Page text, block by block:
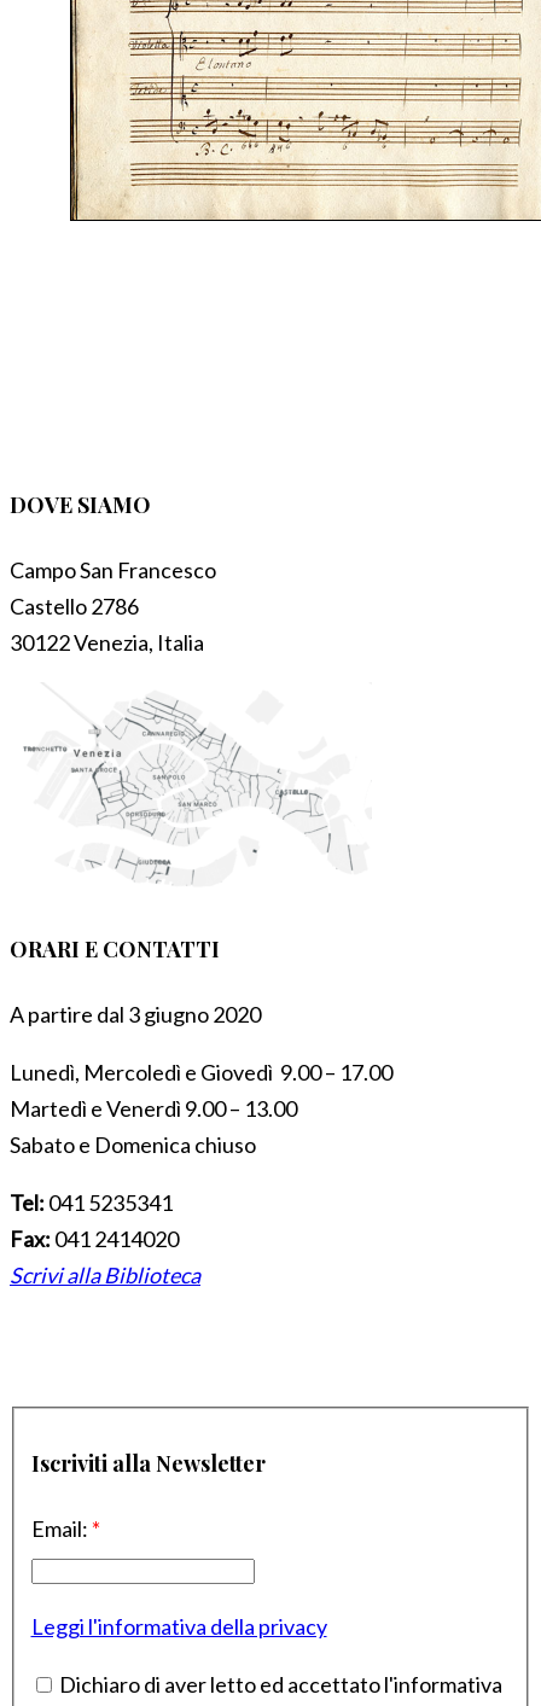
DOVE SIAMO
Campo San Francesco
Castello 2786
30122 Venezia, Italia
ORARI E CONTATTI
A partire dal 3 giugno 2020
Lunedì, Mercoledì e Giovedì 9.00 – 17.00
Martedì e Venerdì 9.00 – 13.00
Sabato e Domenica chiuso
Tel: 041 5235341
Fax: 041 2414020
Scrivi alla Biblioteca
Iscriviti alla Newsletter
Email: *
Leggi l'informativa della privacy
Dichiaro di aver letto ed accettato l'informativa